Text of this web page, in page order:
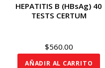
HEPATITIS B (HBsAg) 40
TESTS CERTUM
$560.00
AÑADIR AL CARRITO